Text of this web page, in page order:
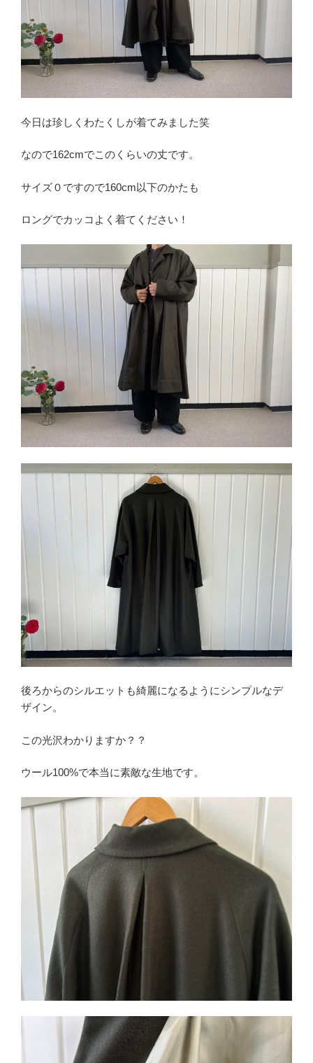
今日は珍しくわたくしが着てみました笑
なので162cmでこのくらいの丈です。
サイズ０ですので160cm以下のかたも
ロングでカッコよく着てください！
後ろからのシルエットも綺麗になるようにシンプルなデ
ザイン。
この光沢わかりますか？？
ウール100%で本当に素敵な生地です。